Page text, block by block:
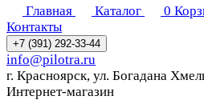
Главная
Каталог 0
Контакты
+7 (391) 292-33-44
info@pilotra.ru
г. Красноярск, ул. Богадана
Интернет-магазин